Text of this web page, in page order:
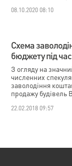
08.10.2020 08:10
Схема
бюджету під
З огляду на
численних
заволодіння
продажу будівель
22.02.2018 09:57